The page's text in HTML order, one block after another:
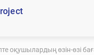
оқушылардың өзін-өзі